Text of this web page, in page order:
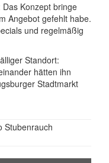
Konzept bringe
Angebot gefehlt habe.
und regel­mäßig
Standort:
hätten ihn
Stadtmarkt
Stubenrauch